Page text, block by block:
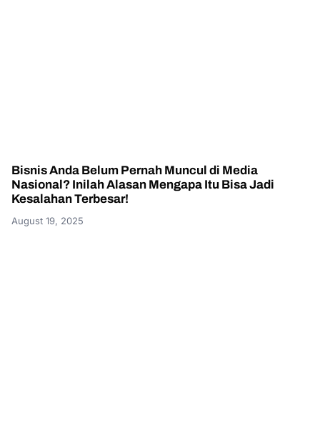
Bisnis Anda Belum Pernah Muncul di Media
Nasional? Inilah Alasan Mengapa Itu Bisa Jadi
Kesalahan Terbesar!
August 19, 2025